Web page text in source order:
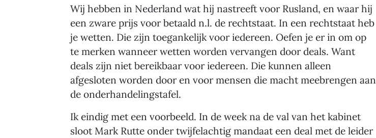
Wij hebben in Nederland wat hij nastreeft voor Rusland, en waar hij
een zware prijs voor betaald n.l. de rechtstaat. In een rechtstaat heb
je wetten. Die zijn toegankelijk voor iedereen. Oefen je er in om op
te merken wanneer wetten worden vervangen door deals. Want
deals zijn niet bereikbaar voor iedereen. Die kunnen alleen
afgesloten worden door en voor mensen die macht meebrengen aan
de onderhandelingstafel.
Ik eindig met een voorbeeld. In de week na de val van het kabinet
sloot Mark Rutte onder twijfelachtig mandaat een deal met de leider